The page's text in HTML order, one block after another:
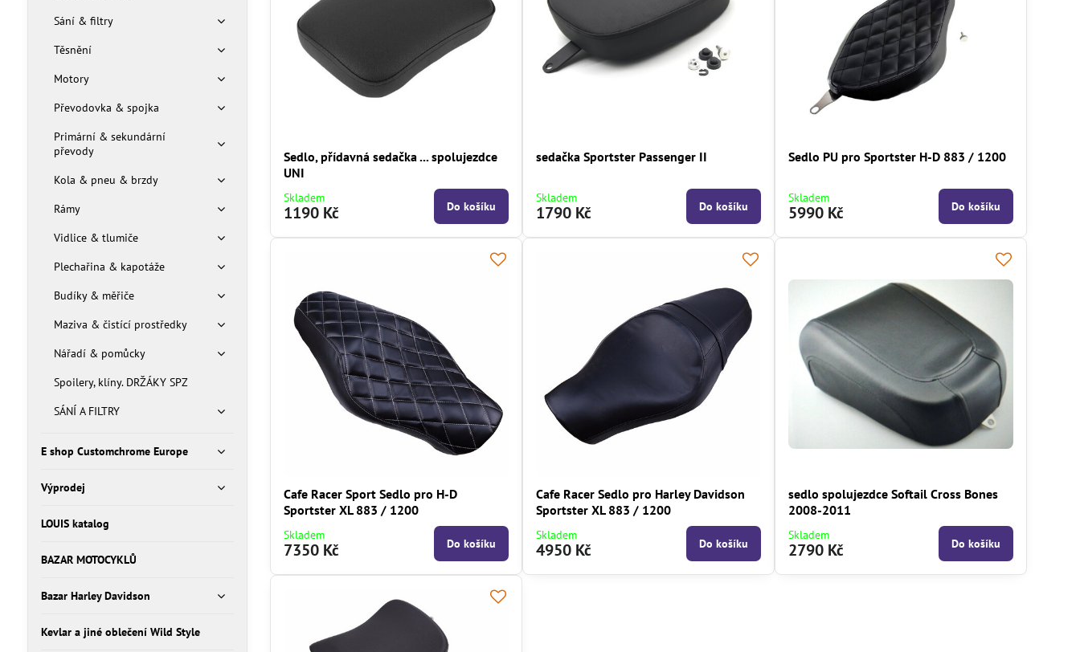
Sedlo, přídavná sedačka ... spolujezdce
UNI
Skladem
1190 Kč Do košíku
sedačka Sportster Passenger II
Skladem
1790 Kč Do košíku
Sedlo PU pro Sportster H-D 883 / 1200
Skladem
5990 Kč Do košíku
Cafe Racer Sport Sedlo pro H-D
Sportster XL 883 / 1200
Skladem
7350 Kč Do košíku
Cafe Racer Sedlo pro Harley Davidson
Sportster XL 883 / 1200
Skladem
4950 Kč Do košíku
sedlo spolujezdce Softail Cross Bones
2008-2011
Skladem
2790 Kč Do košíku
Sání & filtry
Těsnění
Motory
Převodovka & spojka
Primární & sekundární
převody
Kola & pneu & brzdy
Rámy
Vidlice & tlumiče
Plechařina & kapotáže
Budíky & měřiče
Maziva & čistící prostředky
Nářadí & pomůcky
Spoilery, klíny. DRŽÁKY SPZ
SÁNÍ A FILTRY
E shop Customchrome Europe
Výprodej
LOUIS katalog
BAZAR MOTOCYKLŮ
Bazar Harley Davidson
Kevlar a jiné oblečení Wild Style